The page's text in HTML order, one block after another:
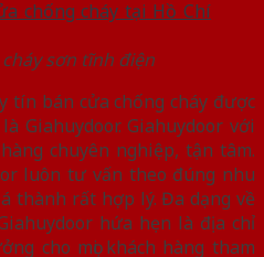
sơn tĩnh điện
tín bán cửa chống cháy được
Giahuydoor. Giahuydoor với
chuyên nghiệp, tận tâm.
luôn tư vấn theo đúng nhu
thành rất hợp lý. Đa dạng về
hứa hẹn là địa chỉ
cho mọi khách hàng tham